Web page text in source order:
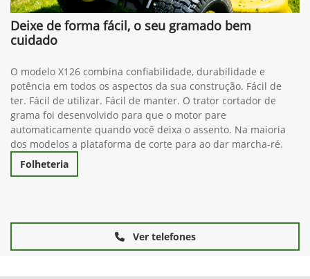
Deixe de forma fácil, o seu gramado bem
cuidado
O modelo X126 combina confiabilidade, durabilidade e
potência em todos os aspectos da sua construção. Fácil de
ter. Fácil de utilizar. Fácil de manter. O trator cortador de
grama foi desenvolvido para que o motor pare
automaticamente quando você deixa o assento. Na maioria
dos modelos a plataforma de corte para ao dar marcha-ré.
Folheteria
Ver telefones